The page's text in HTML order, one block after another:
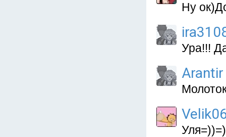
Ну
Ура!!!
Arantir